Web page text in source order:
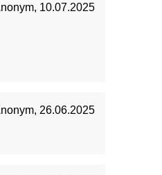
, 10.07.2025
, 26.06.2025